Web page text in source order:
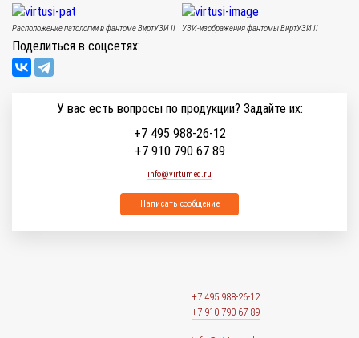
Расположение патологии в фантоме ВиртУЗИ II УЗИ-изображения фантомы ВиртУЗИ II
Поделиться в соцсетях:
У вас есть вопросы по продукции? Задайте их:
+7 495 988-26-12
+7 910 790 67 89
info@virtumed.ru
Написать сообщение
+7 495 988-26-12
+7 910 790 67 89